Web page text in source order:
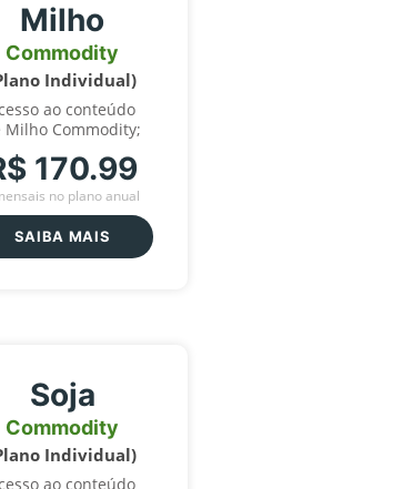
Milho
Commodity
Individual)
ao conteúdo
Milho Commodity;
170.99
no plano anual
SAIBA MAIS
Soja
Commodity
Individual)
ao conteúdo